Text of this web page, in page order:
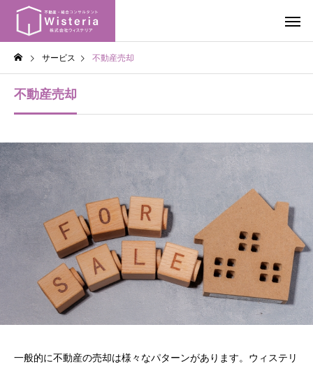
サービス 不動産売却
不動産売却
一般的に不動産の売却は様々なパターンがあります。ウィステリ